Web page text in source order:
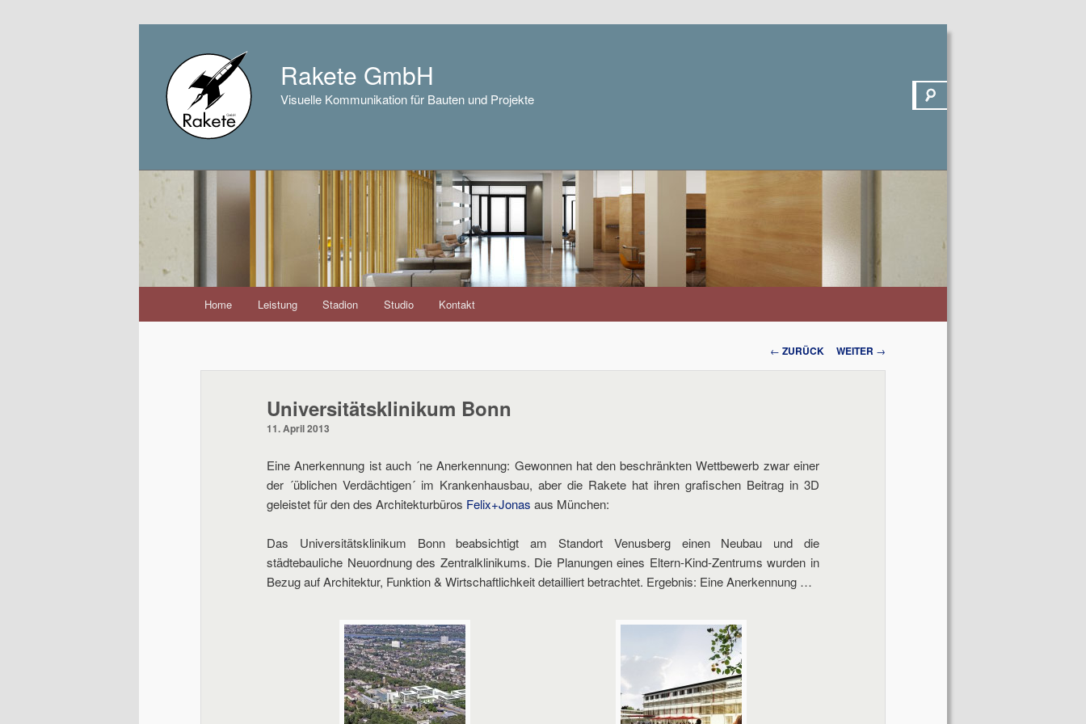
Rakete GmbH
Visuelle Kommunikation für Bauten und Projekte
Zum
Home Leistung Stadion Studio Kontakt
Beitrags-
Navigation
← ZURÜCK WEITER →
Universitätsklinikum Bonn
11. April 2013
Eine Anerkennung ist auch ´ne Anerkennung: Gewonnen hat den beschränkten Wettbewerb zwar einer
der ´üblichen Verdächtigen´ im Krankenhausbau, aber die Rakete hat ihren grafischen Beitrag in 3D
geleistet für den des Architekturbüros Felix+Jonas aus München:
Das Universitätsklinikum Bonn beabsichtigt am Standort Venusberg einen Neubau und die
städtebauliche Neuordnung des Zentralklinikums. Die Planungen eines Eltern-Kind-Zentrums wurden in
Bezug auf Architektur, Funktion & Wirtschaftlichkeit detailliert betrachtet. Ergebnis: Eine Anerkennung …